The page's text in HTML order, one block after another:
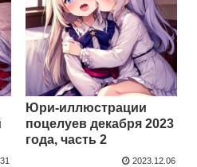
Юри-иллюстрации
поцелуев декабря 2023
года, часть 2
2023.12.06